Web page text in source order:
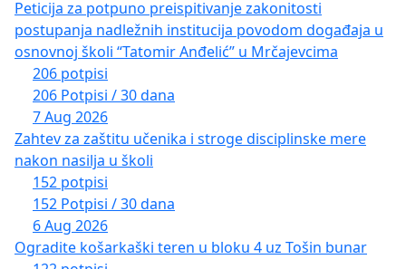
Peticija za potpuno preispitivanje zakonitosti
postupanja nadležnih institucija povodom događaja u
osnovnoj školi “Tatomir Anđelić” u Mrčajevcima
206 potpisi
206 Potpisi / 30 dana
7 Aug 2026
Zahtev za zaštitu učenika i stroge disciplinske mere
nakon nasilja u školi
152 potpisi
152 Potpisi / 30 dana
6 Aug 2026
Ogradite košarkaški teren u bloku 4 uz Tošin bunar